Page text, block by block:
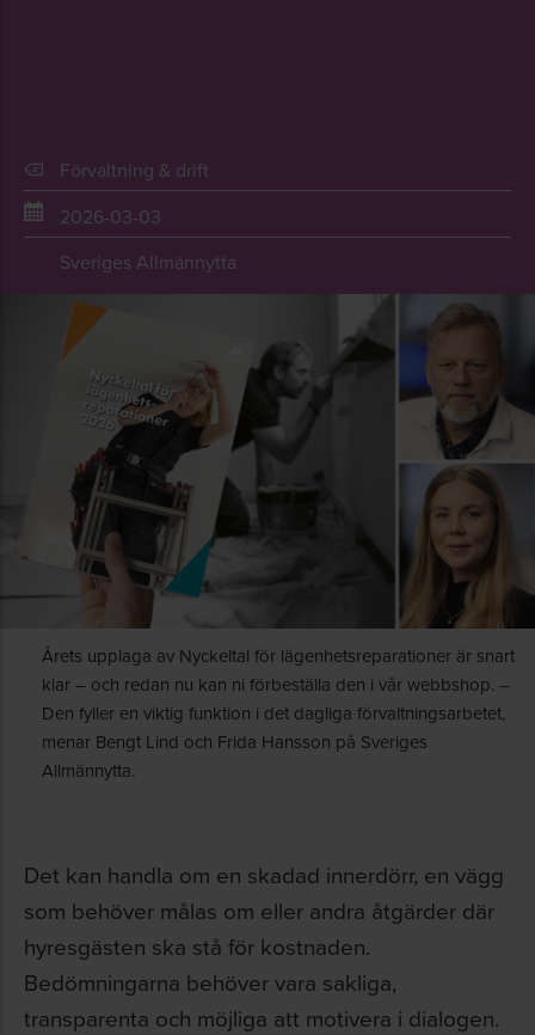
Förvaltning & drift
2026-03-03
Sveriges Allmännytta
Årets upplaga av Nyckeltal för lägenhetsreparationer är snart
klar – och redan nu kan ni förbeställa den i vår webbshop. –
Den fyller en viktig funktion i det dagliga förvaltningsarbetet,
menar Bengt Lind och Frida Hansson på Sveriges
Allmännytta.
Det kan handla om en skadad innerdörr, en vägg
som behöver målas om eller andra åtgärder där
hyresgästen ska stå för kostnaden.
Bedömningarna behöver vara sakliga,
transparenta och möjliga att motivera i dialogen.